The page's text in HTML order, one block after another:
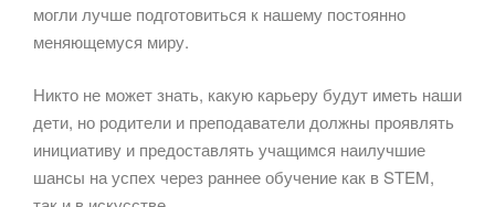
могли лучше подготовиться к нашему постоянно
меняющемуся миру.
Никто не может знать, какую карьеру будут иметь наши
дети, но родители и преподаватели должны проявлять
инициативу и предоставлять учащимся наилучшие
шансы на успех через раннее обучение как в STEM,